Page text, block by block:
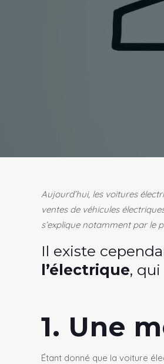
Aujourd’hui, les voitures
ventes de véhicules
s’explique notamment par le
Il existe
l’électrique,
1. Une
Étant donné que la voiture